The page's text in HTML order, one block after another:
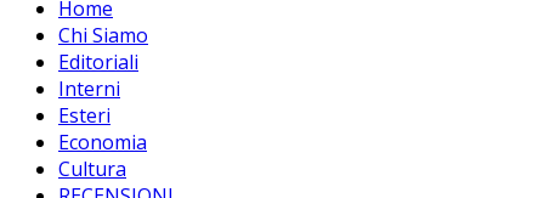
Home
Chi Siamo
Editoriali
Interni
Esteri
Economia
Cultura